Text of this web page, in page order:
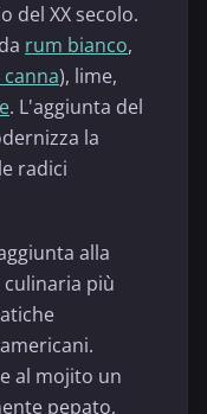
del XX secolo.
rum bianco,
), lime,
. L'aggiunta del
la
radici
alla
più
al mojito un
pepato,